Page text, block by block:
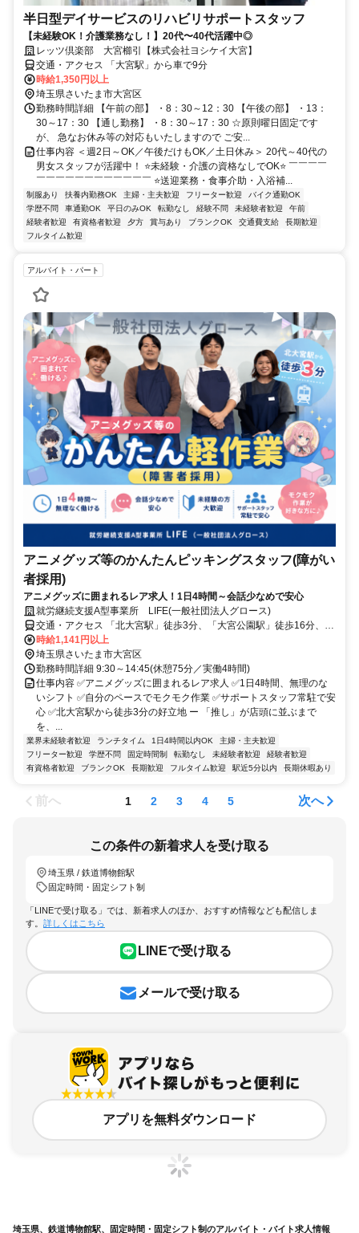
半日型デイサービスのリハビリサポートスタッフ
【未経験OK！介護業務なし！】20代〜40代活躍中◎
レッツ倶楽部 大宮櫛引【株式会社ヨシケイ大宮】
交通・アクセス 「大宮駅」から車で9分
時給1,350円以上
埼玉県さいたま市大宮区
勤務時間詳細 【午前の部】 ・8：30～12：30 【午後の部】 ・13：
30～17：30 【通し勤務】 ・8：30～17：30 ☆原則曜日固定です
が、 急なお休み等の対応もいたしますので ご安...
仕事内容 ＜週2日～OK／午後だけもOK／土日休み＞ 20代～40代の
男女スタッフが活躍中！ ⭐未経験・介護の資格なしでOK⭐ ￣￣￣￣
￣￣￣￣￣￣￣￣￣￣￣￣ ⭐送迎業務・食事介助・入浴補...
制服あり 扶養内勤務OK 主婦・主夫歓迎 フリーター歓迎
バイク通勤OK
学歴不問
車通勤OK 平日のみOK 転勤なし 経験不問 未経験者歓迎
午前
経験者歓迎
有資格者歓迎 夕方 賞与あり ブランクOK 交通費支給
長期歓迎
フルタイム歓迎
アルバイト・パート
アニメグッズ等のかんたんピッキングスタッフ(障がい
者採用)
アニメグッズに囲まれるレア求人！1日4時間～会話少なめで安心
就労継続支援A型事業所 LIFE(一般社団法人グロース)
交通・アクセス 「北大宮駅」徒歩3分、「大宮公園駅」徒歩16分、
「鉄道博物館駅」徒歩17分、「大宮駅」徒歩18分
時給1,141円以上
埼玉県さいたま市大宮区
勤務時間詳細 9:30～14:45(休憩75分／実働4時間)
仕事内容 ✅アニメグッズに囲まれるレア求人 ✅1日4時間、無理のな
いシフト ✅自分のペースでモクモク作業 ✅サポートスタッフ常駐で安
心 ✅北大宮駅から徒歩3分の好立地 ー 「推し」が店頭に並ぶまで
を、...
業界未経験者歓迎 ランチタイム 1日4時間以内OK
主婦・主夫歓迎
フリーター歓迎
学歴不問 固定時間制 転勤なし 未経験者歓迎
経験者歓迎
有資格者歓迎
ブランクOK 長期歓迎 フルタイム歓迎 駅近5分以内 長期休暇あり
前へ 1 2 3 4 5 次へ
この条件の新着求人を受け取る
埼玉県 / 鉄道博物館駅
固定時間・固定シフト制
「LINEで受け取る」では、新着求人のほか、おすすめ情報なども配信しま
す。 詳しくはこちら
LINEで受け取る
メールで受け取る
アプリを無料ダウンロード
埼玉県、鉄道博物館駅、固定時間・固定シフト制のアルバイト・バイト求人情報